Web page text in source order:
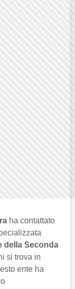
ha contattato
della Seconda
si trova in
ente ha